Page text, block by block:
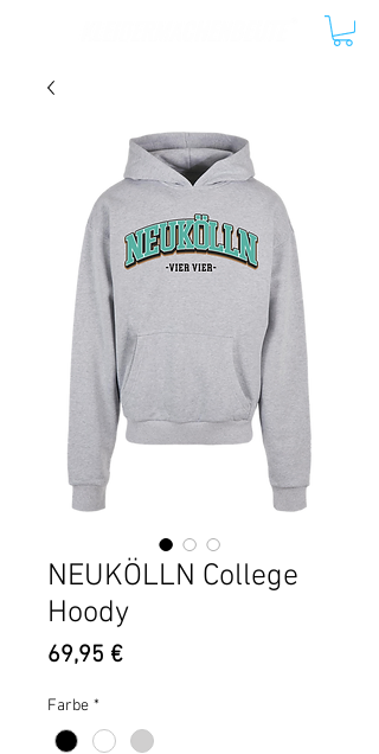
NEUKÖLLN College
Hoody
69,95 €Preis
Farbe *